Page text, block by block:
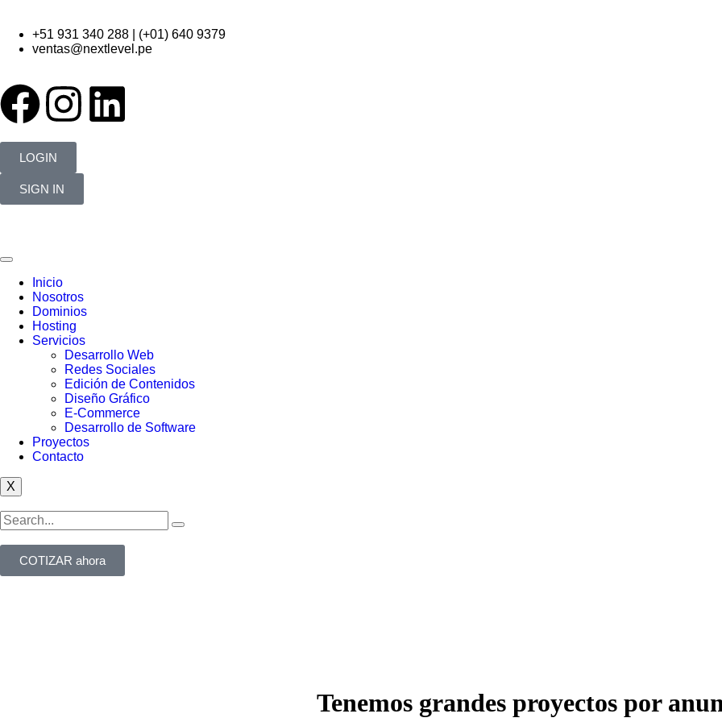
+51 931 340 288 | (+01) 640 9379
ventas@nextlevel.pe
LOGIN
SIGN IN
Inicio
Nosotros
Dominios
Hosting
Servicios
Desarrollo Web
Redes Sociales
Edición de Contenidos
Diseño Gráfico
E-Commerce
Desarrollo de Software
Proyectos
Contacto
X
COTIZAR ahora
Tenemos grandes proyectos por